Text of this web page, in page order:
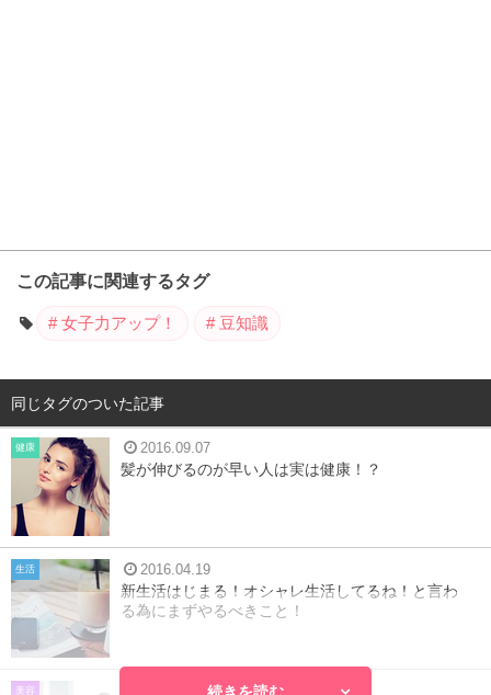
この記事に関連するタグ
女子力アップ！ 豆知識
同じタグのついた記事
健康 2016.09.07
髪が伸びるのが早い人は実は健康！？
生活 2016.04.19
新生活はじまる！オシャレ生活してるね！と言わ
る為にまずやるべきこと！
美容